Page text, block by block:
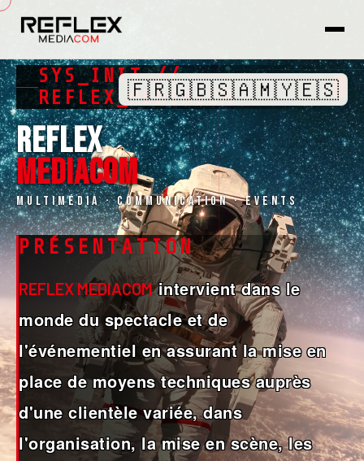
SYS_INIT //
REFLEX_MEDIACOM
REFLEX
MEDIACOM
Multimédia · Communication · Events
PRÉSENTATION
REFLEX MEDIACOMintervient dans le
monde du spectacle et de
l'événementiel en assurant la mise en
place de moyens techniques auprès
d'une clientèle variée, dans
l'organisation, la mise en scène, les
🇫🇷🇬🇧🇸🇦🇲🇾🇪🇸